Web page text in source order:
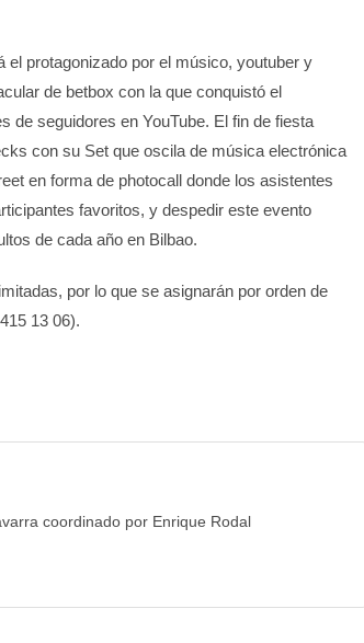
protagonizado por el músico, youtuber y
de betbox con la que conquistó el
de seguidores en YouTube. El fin de fiesta
con su Set que oscila de música electrónica
en forma de photocall donde los asistentes
favoritos, y despedir este evento
de cada año en Bilbao.
por lo que se asignarán por orden de
13 06).
coordinado por Enrique Rodal